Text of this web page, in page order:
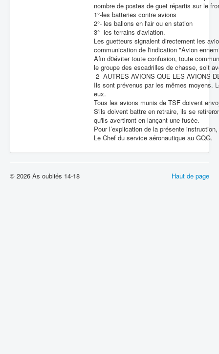
nombre de postes de guet répartis sur le
1°-les batteries contre avions
2°- les ballons en l'air ou en station
3°- les terrains d'aviation.
Les guetteurs signalent directement les
communication de l'indication "Avion
Afin d0éviter toute confusion, toute
le groupe des escadrilles de chasse, soit
-2- AUTRES AVIONS QUE LES AVIONS
Ils sont prévenus par les mêmes moyens.
eux.
Tous les avions munis de TSF doivent
S'ils doivent battre en retraire, ils se
qu'ils avertiront en lançant une fusée.
Pour l’explication de la présente
Le Chef du service aéronautique au GQG.
Haut de page
© 2026 As oubliés 14-18